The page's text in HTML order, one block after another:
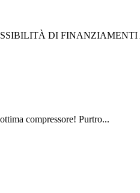
DI FINANZIAMENTI
compressore! Purtro...